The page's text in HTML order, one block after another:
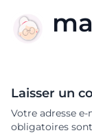
Laisser un
Votre adresse
obligatoires